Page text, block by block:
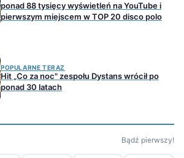
ponad 88 tysięcy wyświetleń na YouTube i
pierwszym miejscem w TOP 20 disco polo
POPULARNE TERAZ
Hit „Co za noc" zespołu Dystans wrócił po
ponad 30 latach
Bądź pierwszy!